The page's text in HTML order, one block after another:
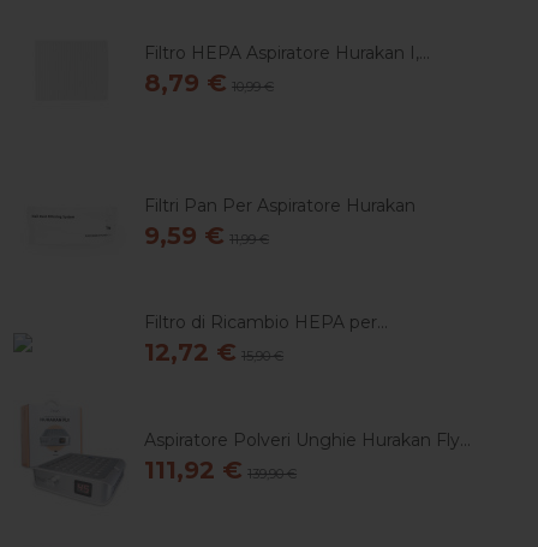
Filtro HEPA Aspiratore Hurakan I,...
8,79 € 10,99 €
Filtri Pan Per Aspiratore Hurakan
9,59 € 11,99 €
Filtro di Ricambio HEPA per...
12,72 € 15,90 €
Aspiratore Polveri Unghie Hurakan Fly...
111,92 € 139,90 €